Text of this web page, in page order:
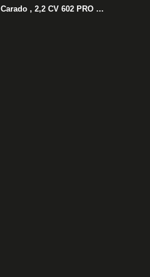
Carado , 2,2 CV 602 PRO …